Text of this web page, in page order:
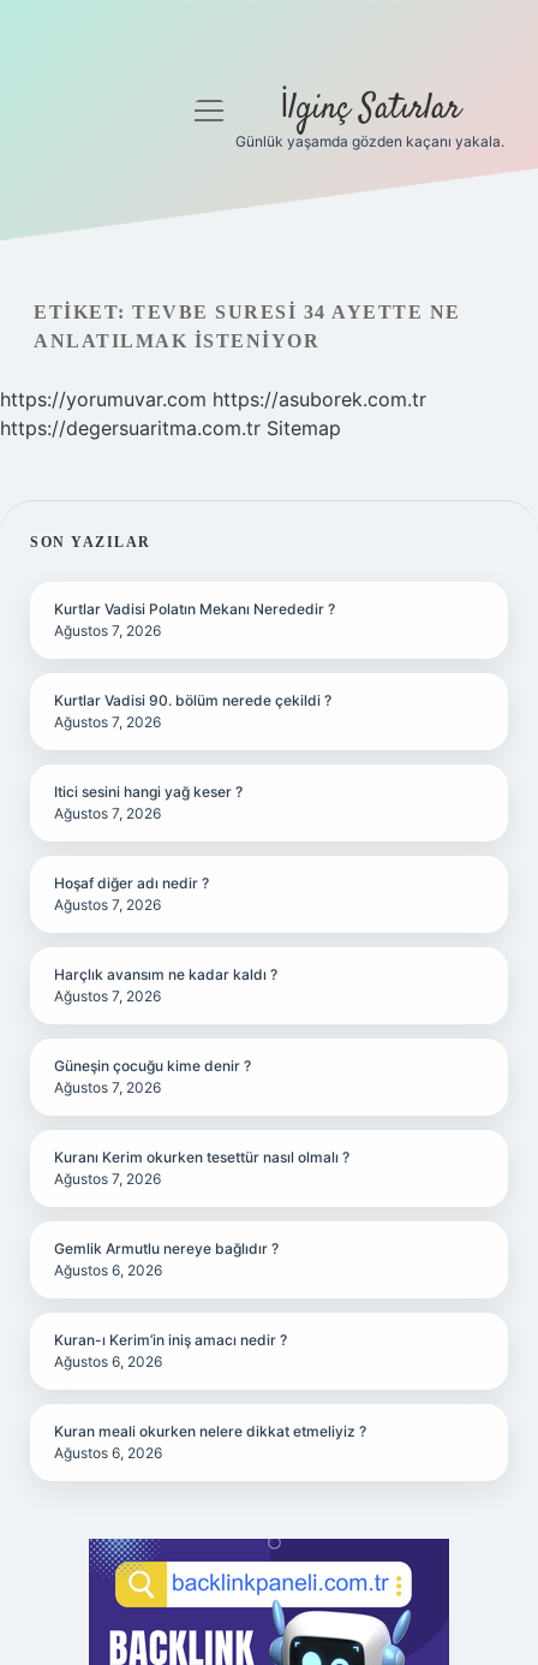
Gizlilik Politikası
Hakkımızda
menüyü
İlginç Satırlar
Günlük yaşamda gözden kaçanı yakala.
ETIKET: TEVBE SURESI 34 AYETTE NE
ANLATILMAK ISTENIYOR
https://yorumuvar.com https://asuborek.com.tr
https://degersuaritma.com.tr Sitemap
SIDEBAR
SON YAZILAR
Kurtlar Vadisi Polatın Mekanı Nerededir ?
Ağustos 7, 2026
Kurtlar Vadisi 90. bölüm nerede çekildi ?
Ağustos 7, 2026
Itici sesini hangi yağ keser ?
Ağustos 7, 2026
Hoşaf diğer adı nedir ?
Ağustos 7, 2026
Harçlık avansım ne kadar kaldı ?
Ağustos 7, 2026
Güneşin çocuğu kime denir ?
Ağustos 7, 2026
Kuranı Kerim okurken tesettür nasıl olmalı ?
Ağustos 7, 2026
Gemlik Armutlu nereye bağlıdır ?
Ağustos 6, 2026
Kuran-ı Kerim’in iniş amacı nedir ?
Ağustos 6, 2026
Kuran meali okurken nelere dikkat etmeliyiz ?
Ağustos 6, 2026